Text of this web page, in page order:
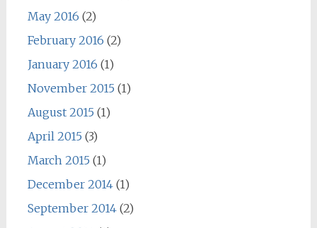
May 2016 (2)
February 2016 (2)
January 2016 (1)
November 2015 (1)
August 2015 (1)
April 2015 (3)
March 2015 (1)
December 2014(1)
September 2014(2)